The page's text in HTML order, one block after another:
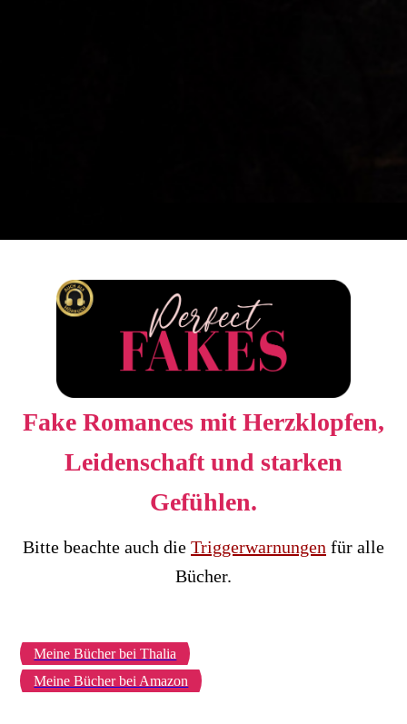
Fake Romances mit Herzklopfen,
Leidenschaft und starken
Gefühlen.
Bitte beachte auch die Triggerwarnungen für alle
Bücher.
Meine Bücher bei Thalia
Meine Bücher bei Amazon